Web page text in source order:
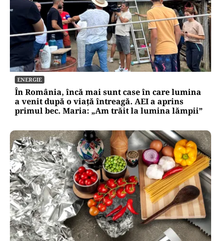
ENERGIE
În România, încă mai sunt case în care lumina
a venit după o viață întreagă. AEI a aprins
primul bec. Maria: „Am trăit la lumina lămpii”